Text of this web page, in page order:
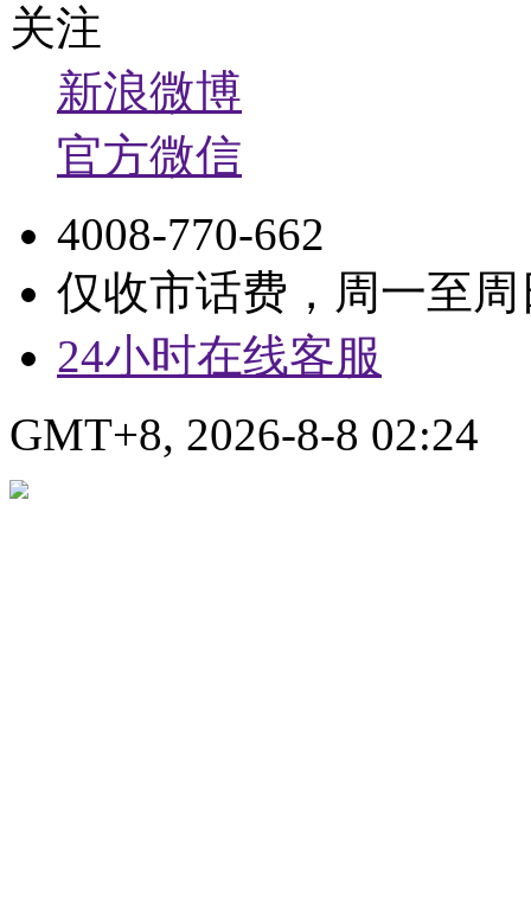
关注
新浪微博
官方微信
4008-770-662
仅收市话费，周一至周
24小时在线客服
GMT+8, 2026-8-8 02:24